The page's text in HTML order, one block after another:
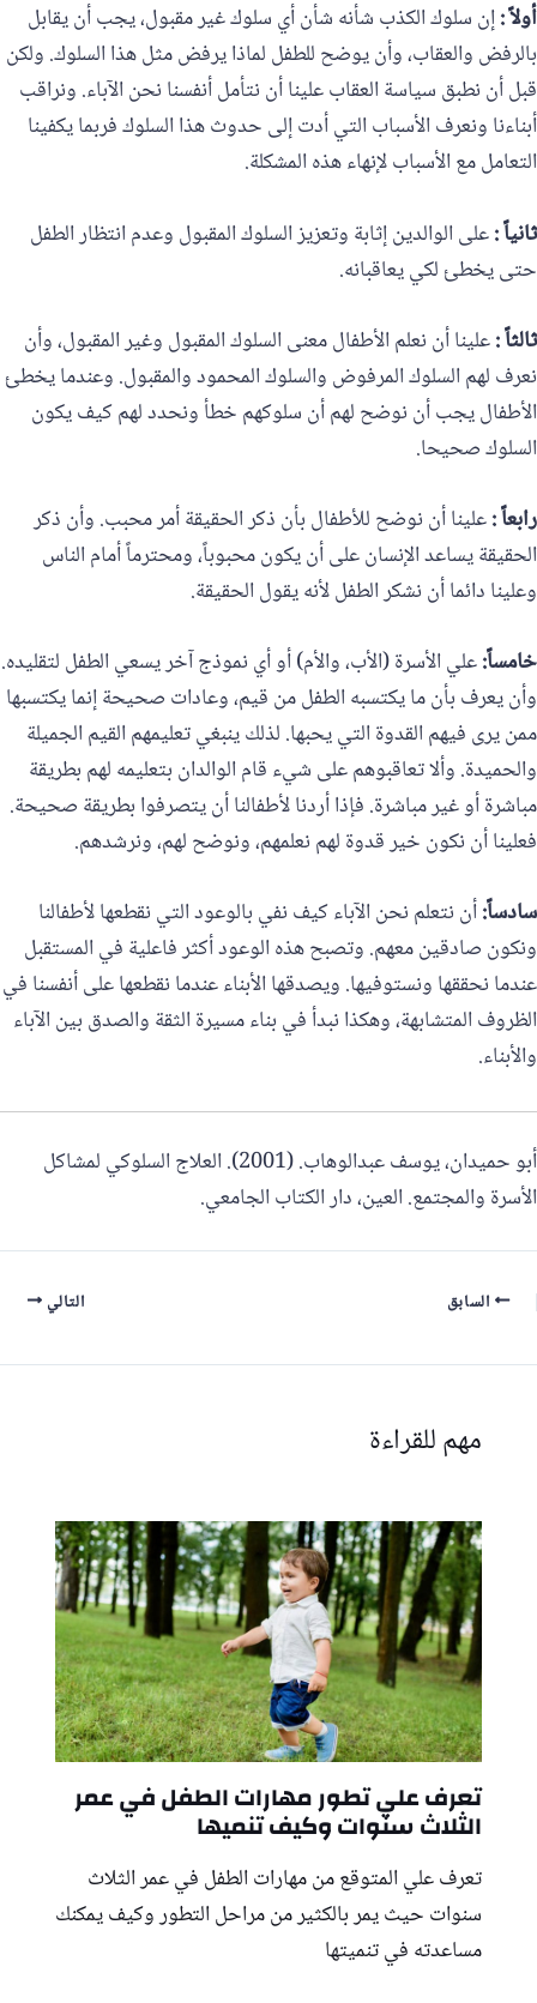
أولاً :إن سلوك الكذب شأنه شأن أي سلوك غير مقبول،‏ يجب أن يقابل
بالرفض والعقاب، وأن يوضح للطفل لماذا يرفض مثل هذا السلوك. ولكن
قبل أن نطبق سياسة العقاب علينا أن نتأمل أنفسنا نحن الآباء. ونراقب
أبناءنا ونعرف الأسباب التي أدت إلى حدوث هذا السلوك فربما يكفينا
التعامل مع الأسباب لإنهاء هذه المشكلة.
ثانياً :على الوالدين إثابة وتعزيز السلوك المقبول وعدم انتظار الطفل
حتى يخطئ لكي يعاقبانه.
ثالثاً :علينا أن نعلم الأطفال معنى السلوك المقبول وغير المقبول، وأن
نعرف لهم السلوك المرفوض والسلوك المحمود والمقبول. وعندما يخطئ
الأطفال يجب أن نوضح لهم أن سلوكهم خطأ ونحدد لهم كيف يكون
السلوك صحيحا.
رابعاً :علينا أن نوضح للأطفال بأن ذكر الحقيقة أمر محبب. وأن ذكر
الحقيقة يساعد الإنسان على أن يكون محبوباً، ومحترماً أمام الناس
وعلينا دائما أن نشكر الطفل لأنه يقول الحقيقة.
خامساً:علي الأسرة (الأب، والأم) أو أي نموذج آخر يسعي الطفل لتقليده.
وأن يعرف بأن ما يكتسبه الطفل من قيم، وعادات صحيحة إنما يكتسبها
ممن يرى فيهم القدوة التي يحبها. لذلك ينبغي تعليمهم القيم الجميلة
والحميدة. وألا تعاقبوهم على شيء قام الوالدان بتعليمه لهم بطريقة
مباشرة أو غير مباشرة. فإذا أردنا لأطفالنا أن يتصرفوا بطريقة صحيحة.
فعلينا أن نكون خير قدوة لهم نعلمهم، ونوضح لهم، ونرشدهم.
سادساً:أن نتعلم نحن الآباء كيف نفي بالوعود التي نقطعها لأطفالنا
ونكون صادقين معهم. وتصبح هذه الوعود أكثر فاعلية في المستقبل
عندما نحققها ونستوفيها. ويصدقها الأبناء عندما نقطعها على أنفسنا في
الظروف المتشابهة، وهكذا نبدأ في بناء مسيرة الثقة والصدق بين الآباء
والأبناء.
أبو حميدان، يوسف عبدالوهاب. (2001). العلاج السلوكي لمشاكل
الأسرة والمجتمع. العين، دار الكتاب الجامعي.
السابق التالي
مهم للقراءة
تعرف علي تطور مهارات الطفل في عمر
الثلاث سنوات وكيف تنميها
تعرف علي المتوقع من مهارات الطفل في عمر الثلاث
سنوات حيث يمر بالكثير من مراحل التطور وكيف يمكنك
مساعدته في تنميتها